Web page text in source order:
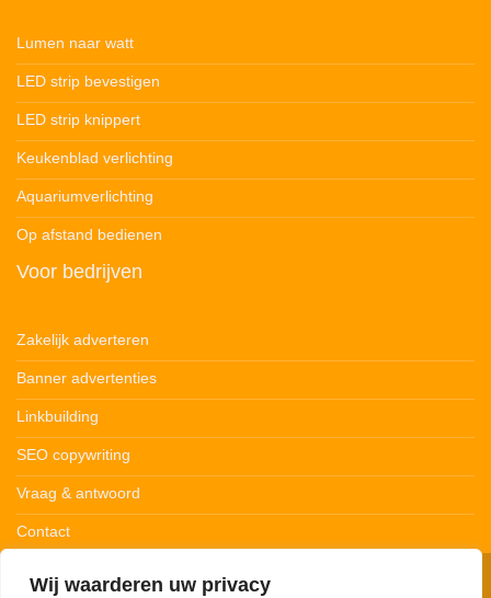
Wij waarderen uw privacy
Lumen naar watt
LED strip bevestigen
LED strip knippert
Keukenblad verlichting
Aquariumverlichting
Op afstand bedienen
Voor bedrijven
Zakelijk adverteren
Banner advertenties
Linkbuilding
SEO copywriting
Vraag & antwoord
Contact
Privacybeleid Cookiebeleid Disclaimer